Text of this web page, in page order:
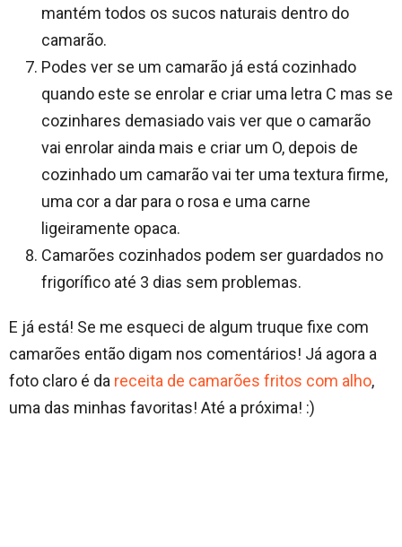
mantém todos os sucos naturais dentro do
camarão.
Podes ver se um camarão já está cozinhado
quando este se enrolar e criar uma letra C mas se
cozinhares demasiado vais ver que o camarão
vai enrolar ainda mais e criar um O, depois de
cozinhado um camarão vai ter uma textura firme,
uma cor a dar para o rosa e uma carne
ligeiramente opaca.
Camarões cozinhados podem ser guardados no
frigorífico até 3 dias sem problemas.
E já está! Se me esqueci de algum truque fixe com
camarões então digam nos comentários! Já agora a
foto claro é da receita de camarões fritos com alho,
uma das minhas favoritas! Até a próxima! :)